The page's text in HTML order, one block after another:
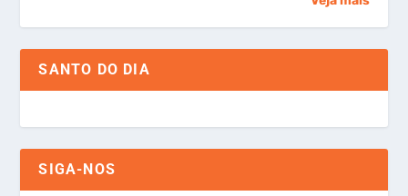
SANTO DO DIA
SIGA-NOS